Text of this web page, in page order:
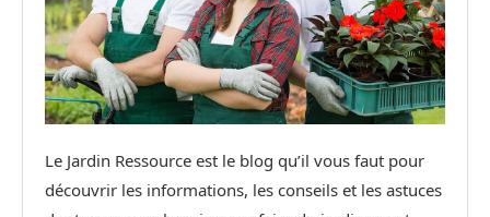
Le Jardin Ressource est le blog qu’il vous faut pour
découvrir les informations, les conseils et les astuces